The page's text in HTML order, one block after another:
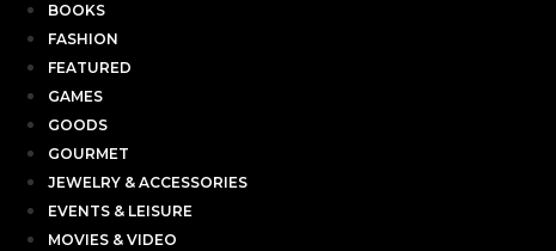
BOOKS
FASHION
FEATURED
GAMES
GOODS
GOURMET
JEWELRY & ACCESSORIES
EVENTS & LEISURE
MOVIES & VIDEO